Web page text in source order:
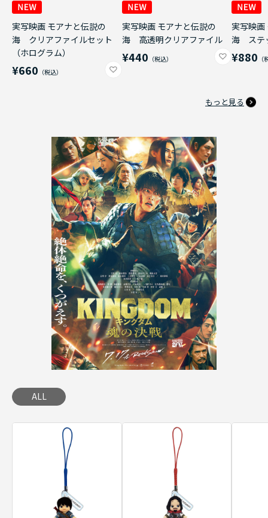
実写映画 モアナと伝説の
海 クリアファイルセット
（ホログラム）
¥660
実写映画 モアナと伝説の
海 高透明クリアファイル
¥440
実写映画
海 ステ
¥880
もっと見る
ALL